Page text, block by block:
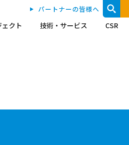
クト 技術・サービス CSR
パートナーの皆様へ